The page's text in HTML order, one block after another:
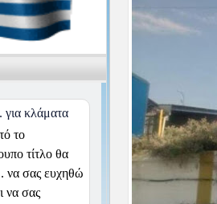
κλάματα
το
τίτλο θα
να σας ευχηθώ
να σας